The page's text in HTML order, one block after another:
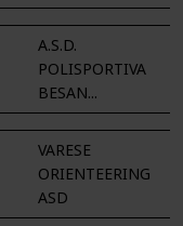
A.S.D.
POLISPORTIVA
BESAN...
VARESE
ORIENTEERING
ASD